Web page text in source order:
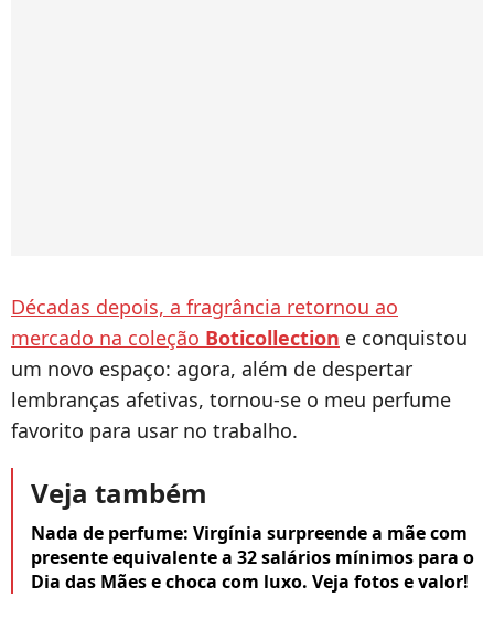
Décadas depois, a fragrância retornou ao
mercado na coleção Boticollection e conquistou
um novo espaço: agora, além de despertar
lembranças afetivas, tornou-se o meu perfume
favorito para usar no trabalho.
Veja também
Nada de perfume: Virgínia surpreende a mãe com
presente equivalente a 32 salários mínimos para o
Dia das Mães e choca com luxo. Veja fotos e valor!